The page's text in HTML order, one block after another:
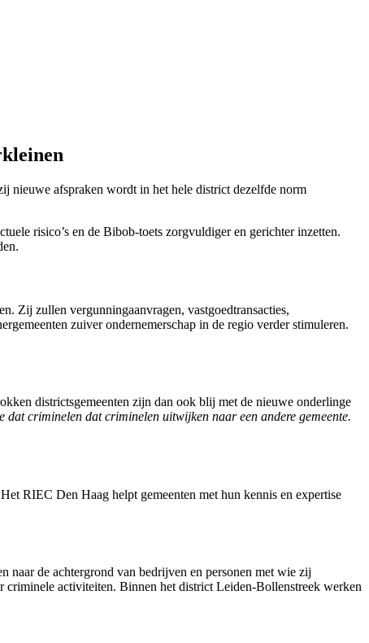
nieuwe afspraken wordt in het hele district dezelfde norm
risico’s en de Bibob-toets zorgvuldiger en gerichter inzetten.
Zij zullen vergunningaanvragen, vastgoedtransacties,
zuiver ondernemerschap in de regio verder stimuleren.
districtsgemeenten zijn dan ook blij met de nieuwe onderlinge
dat criminelen dat criminelen uitwijken naar een andere gemeente.
RIEC Den Haag helpt gemeenten met hun kennis en expertise
naar de achtergrond van bedrijven en personen met wie zij
criminele activiteiten. Binnen het district Leiden-Bollenstreek werken